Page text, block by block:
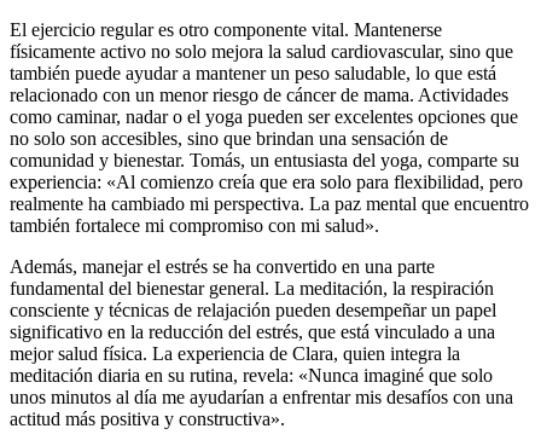
El ejercicio regular es otro componente vital. Mantenerse
físicamente activo no solo mejora la salud cardiovascular, sino que
también puede ayudar a mantener un peso saludable, lo que está
relacionado con un menor riesgo de cáncer de mama. Actividades
como caminar, nadar o el yoga pueden ser excelentes opciones que
no solo son accesibles, sino que brindan una sensación de
comunidad y bienestar. Tomás, un entusiasta del yoga, comparte su
experiencia: «Al comienzo creía que era solo para flexibilidad, pero
realmente ha cambiado mi perspectiva. La paz mental que encuentro
también fortalece mi compromiso con mi salud».
Además, manejar el estrés se ha convertido en una parte
fundamental del bienestar general. La meditación, la respiración
consciente y técnicas de relajación pueden desempeñar un papel
significativo en la reducción del estrés, que está vinculado a una
mejor salud física. La experiencia de Clara, quien integra la
meditación diaria en su rutina, revela: «Nunca imaginé que solo
unos minutos al día me ayudarían a enfrentar mis desafíos con una
actitud más positiva y constructiva».